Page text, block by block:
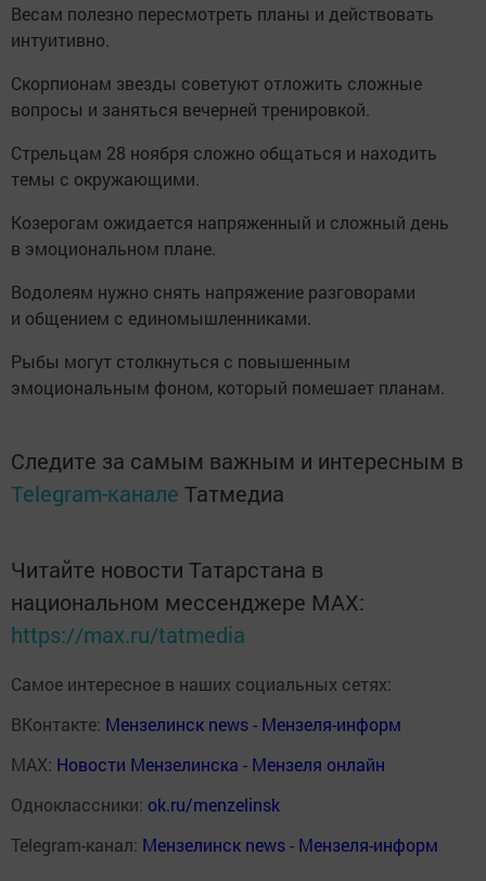
Весам полезно пересмотреть планы и действовать
интуитивно.
Скорпионам звезды советуют отложить сложные
вопросы и заняться вечерней тренировкой.
Стрельцам 28 ноября сложно общаться и находить
темы с окружающими.
Козерогам ожидается напряженный и сложный день
в эмоциональном плане.
Водолеям нужно снять напряжение разговорами
и общением с единомышленниками.
Рыбы могут столкнуться с повышенным
эмоциональным фоном, который помешает планам.
Следите за самым важным и интересным в
Telegram-канале Татмедиа
Читайте новости Татарстана в
национальном мессенджере MАХ:
https://max.ru/tatmedia
Самое интересное в наших социальных сетях:
ВКонтакте: Мензелинск news - Мензеля-информ
MAX: Новости Мензелинска - Мензеля онлайн
Одноклассники: ok.ru/menzelinsk
Telegram-канал: Мензелинск news - Мензеля-информ